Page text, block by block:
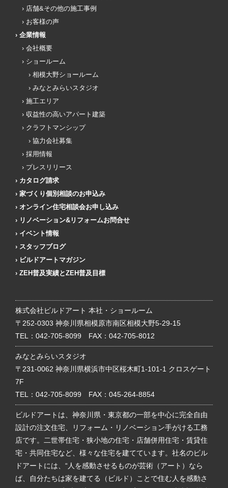
店舗&その他の施工事例
お客様の声
企業情報
会社概要
ショールーム
相模大野ショールーム
みなとみらいスタジオ
施工エリア
収益性の高いアパート建築
クラフトマンシップ
協力会社募集
採用情報
プレスリリース
カタログ請求
家づくり個別相談のお申込み
オンライン住宅相談会お申し込み
リノベーション&リフォームお問合せ
イベント情報
スタッフブログ
ビルドアートマガジン
ZEH普及実績とZEH普及目標
株式会社ビルドアート 本社・ショールーム
〒252-0303 神奈川県相模原市南区相模大野5-29-15
TEL： 042-705-8099 FAX：042-705-8012
みなとみらいスタジオ
〒231-0062 神奈川県横浜市中区桜木町1-101-1 クロスゲート
7F
TEL： 042-705-8099 FAX：045-264-8854
ビルドアートは、神奈川県・東京都の一部を中心に完全自由
設計の注文住宅、リフォーム・リノベーション手がける工務
店です。二世帯住宅・狭小地の住宅・店舗併用住宅・賃貸住
宅・共同住宅など、様々な住宅を建てています。社名のビル
ドアートには、“人を感動させるものが芸術（アート）なら
ば、自分たちは家を建てる（ビルド）ことで住む人を感動さ